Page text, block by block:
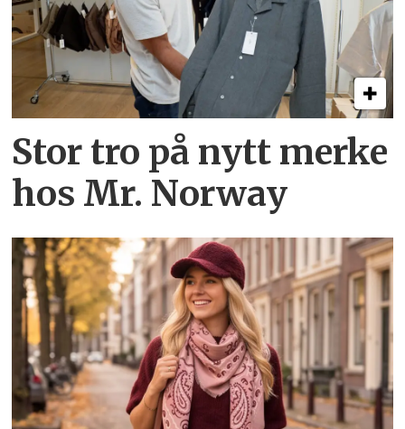
Stor tro på nytt merke
hos Mr. Norway